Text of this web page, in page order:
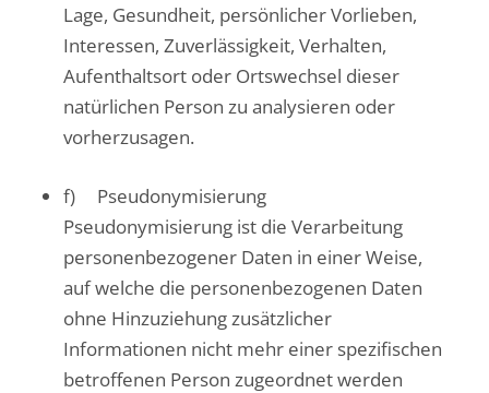
Lage, Gesundheit, persönlicher Vorlieben,
Interessen, Zuverlässigkeit, Verhalten,
Aufenthaltsort oder Ortswechsel dieser
natürlichen Person zu analysieren oder
vorherzusagen.
f) Pseudonymisierung
Pseudonymisierung ist die Verarbeitung
personenbezogener Daten in einer Weise,
auf welche die personenbezogenen Daten
ohne Hinzuziehung zusätzlicher
Informationen nicht mehr einer spezifischen
betroffenen Person zugeordnet werden